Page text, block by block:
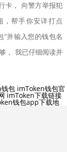
卡， 向警方举报犯
，帮手你安详打点
”并输入您的钱包名
， 我已仔细阅读并
包 imToken钱包官
imToken下载链接
钱包app下载地